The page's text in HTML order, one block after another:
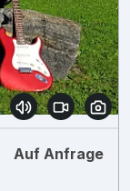
Auf Anfrage